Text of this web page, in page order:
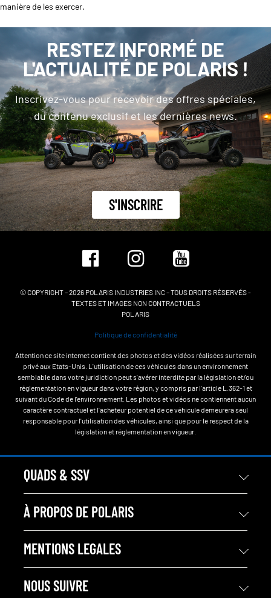
manière de les exercer.
RESTEZ INFORMÉ DE
L'ACTUALITÉ DE POLARIS !
Inscrivez-vous pour recevoir des offres spéciales,
du contenu exclusif et les dernières news.
S'INSCRIRE
© COPYRIGHT – 2026 POLARIS INDUSTRIES INC – TOUS DROITS RÉSERVÉS -
TEXTES ET IMAGES NON CONTRACTUELS
POLARIS
Politique de confidentialité
Attention ce site internet contient des photos et des vidéos réalisées sur terrain
privé aux Etats-Unis. L'utilisation de ces véhicules dans un environnement
semblable dans votre juridiction peut s'avérer interdite par la législation et/ou
réglementation en vigueur dans votre région, y compris par l'article L.362-1 et
suivant du Code de l'environnement. Les photos et vidéos ne contiennent aucun
caractère contractuel et l'acheteur potentiel de ce véhicule demeurera seul
responsable pour l'utilisation des véhicules, ainsi que pour le respect de la
législation et réglementation en vigueur.
QUADS & SSV
À PROPOS DE POLARIS
MENTIONS LEGALES
NOUS SUIVRE